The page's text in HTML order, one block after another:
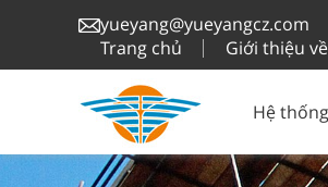
yueyang@yueyangcz.com
Trang chủ
Giới thiệu
Hệ